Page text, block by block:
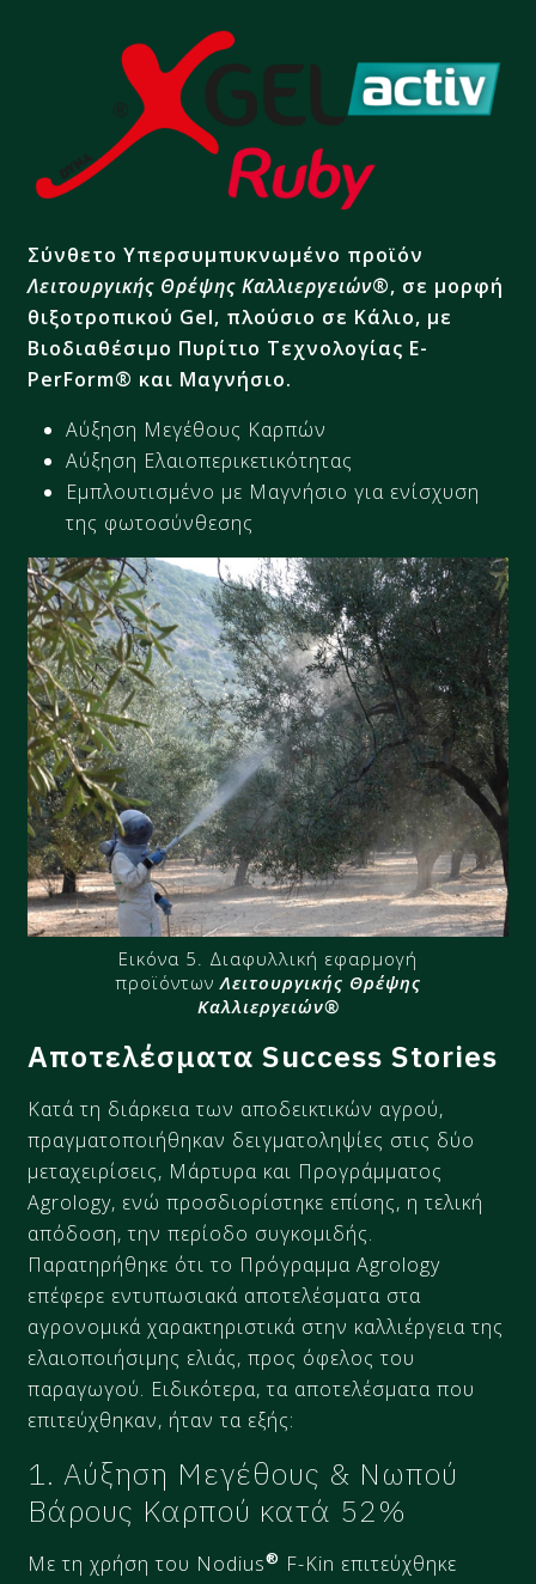
Σύνθετο Υπερσυμπυκνωμένο προϊόν
Λειτουργικής Θρέψης Καλλιεργειών®, σε μορφή
θιξοτροπικού Gel, πλούσιο σε Κάλιο, με
Βιοδιαθέσιμο Πυρίτιο Τεχνολογίας E-
PerForm® και Μαγνήσιο.
Αύξηση Μεγέθους Καρπών
Αύξηση Ελαιοπερικετικότητας
Εμπλουτισμένο με Μαγνήσιο για ενίσχυση
της φωτοσύνθεσης
Εικόνα 5. Διαφυλλική εφαρμογή
προϊόντων Λειτουργικής Θρέψης
Καλλιεργειών®
Αποτελέσματα Success Stories
Κατά τη διάρκεια των αποδεικτικών αγρού,
πραγματοποιήθηκαν δειγματοληψίες στις δύο
μεταχειρίσεις, Μάρτυρα και Προγράμματος
Agrology, ενώ προσδιορίστηκε επίσης, η τελική
απόδοση, την περίοδο συγκομιδής.
Παρατηρήθηκε ότι το Πρόγραμμα Agrology
επέφερε εντυπωσιακά αποτελέσματα στα
αγρονομικά χαρακτηριστικά στην καλλιέργεια της
ελαιοποιήσιμης ελιάς, προς όφελος του
παραγωγού. Ειδικότερα, τα αποτελέσματα που
επιτεύχθηκαν, ήταν τα εξής:
1. Αύξηση Μεγέθους & Νωπού
Βάρους Καρπού κατά 52%
Με τη χρήση του Nodius® F-Kin επιτεύχθηκε